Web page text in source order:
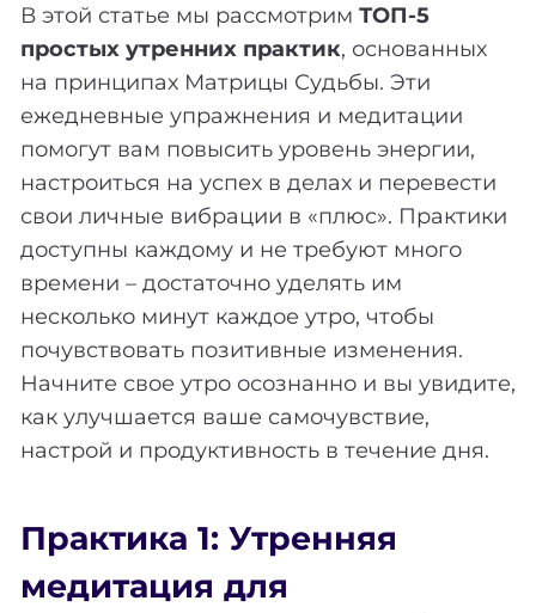
В этой статье мы рассмотрим ТОП-5
простых утренних практик, основанных
на принципах Матрицы Судьбы. Эти
ежедневные упражнения и медитации
помогут вам повысить уровень энергии,
настроиться на успех в делах и перевести
свои личные вибрации в «плюс». Практики
доступны каждому и не требуют много
времени – достаточно уделять им
несколько минут каждое утро, чтобы
почувствовать позитивные изменения.
Начните свое утро осознанно и вы увидите,
как улучшается ваше самочувствие,
настрой и продуктивность в течение дня.
Практика 1: Утренняя
медитация для